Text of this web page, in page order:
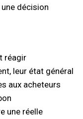
décision
réagir
leur état général
aux acheteurs
une réelle